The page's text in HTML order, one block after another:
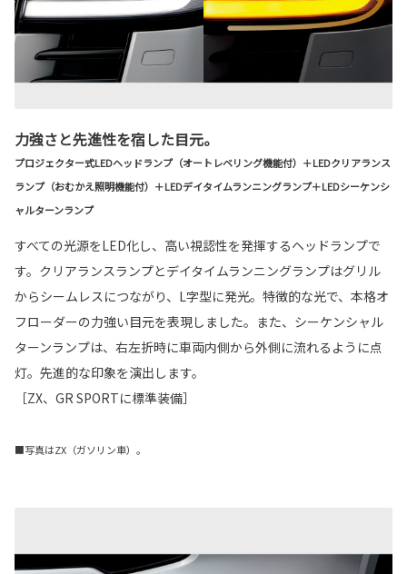
力強さと先進性を宿した目元。
プロジェクター式LEDヘッドランプ（オートレベリング機能付）＋LEDクリアランス
ランプ（おむかえ照明機能付）＋LEDデイタイムランニングランプ＋LEDシーケンシ
ャルターンランプ
すべての光源をLED化し、高い視認性を発揮するヘッドランプで
す。クリアランスランプとデイタイムランニングランプはグリル
からシームレスにつながり、L字型に発光。特徴的な光で、本格オ
フローダーの力強い目元を表現しました。また、シーケンシャル
ターンランプは、右左折時に車両内側から外側に流れるように点
灯。先進的な印象を演出します。
［ZX、GR SPORTに標準装備］
■写真はZX（ガソリン車）。